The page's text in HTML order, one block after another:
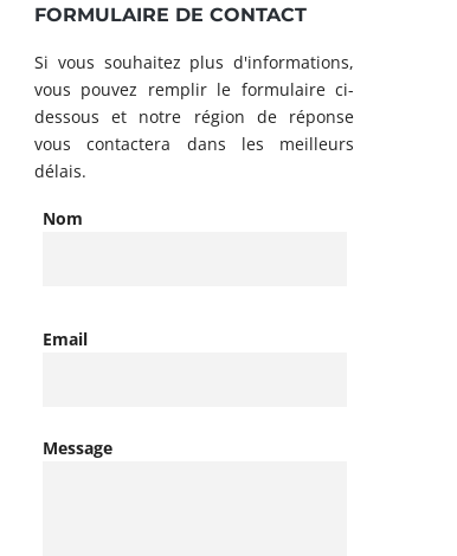
FORMULAIRE DE CONTACT
Si vous souhaitez plus d'informations,
vous pouvez remplir le formulaire ci-
dessous et notre région de réponse
vous contactera dans les meilleurs
délais.
Nom
Email
Message